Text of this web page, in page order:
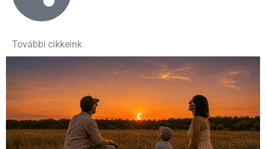
További cikkeink